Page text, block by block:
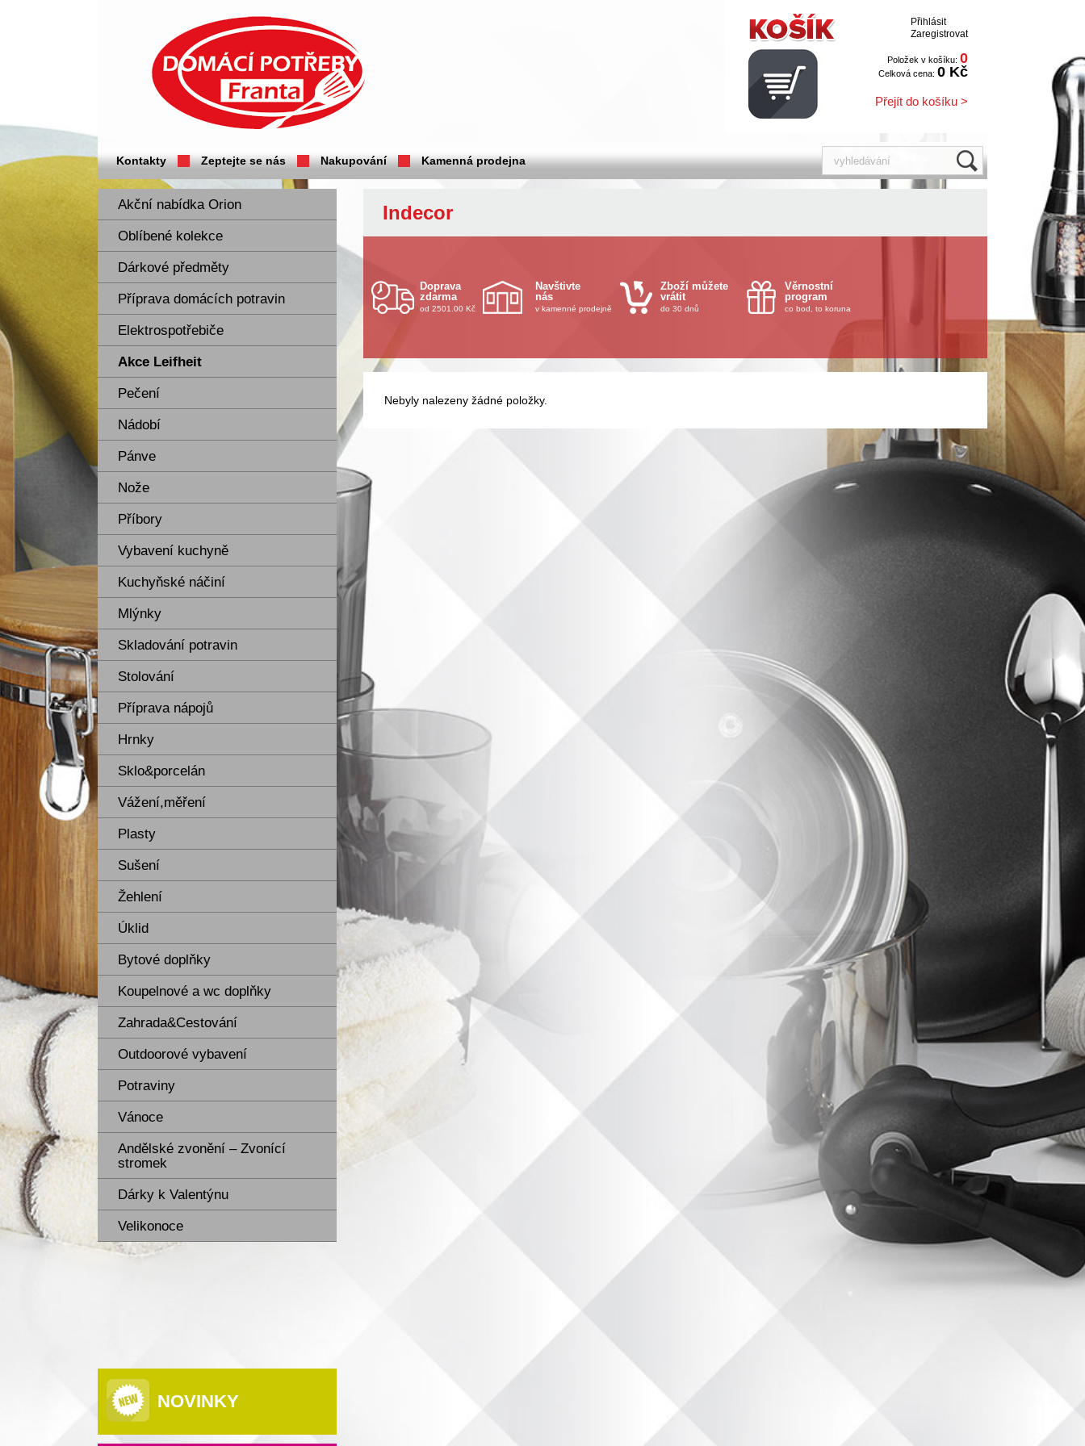
Přihlásit
Zaregistrovat
Položek v košíku: 0
Celková cena: 0 Kč
Přejít do košíku >
Kontakty Zeptejte se nás Nakupování Kamenná prodejna
Akční nabídka Orion
Oblíbené kolekce
Dárkové předměty
Příprava domácích potravin
Elektrospotřebiče
Akce Leifheit
Pečení
Nádobí
Pánve
Nože
Příbory
Vybavení kuchyně
Kuchyňské náčiní
Mlýnky
Skladování potravin
Stolování
Příprava nápojů
Hrnky
Sklo&porcelán
Vážení,měření
Plasty
Sušení
Žehlení
Úklid
Bytové doplňky
Koupelnové a wc doplňky
Zahrada&Cestování
Outdoorové vybavení
Potraviny
Vánoce
Andělské zvonění – Zvonící
stromek
Dárky k Valentýnu
Velikonoce
NOVINKY
Indecor
Doprava
zdarma
od 2501.00 Kč
Navštivte
nás
v kamenné prodejně
Zboží můžete
vrátit
do 30 dnů
Věrnostní
program
co bod, to koruna
Nebyly nalezeny žádné položky.